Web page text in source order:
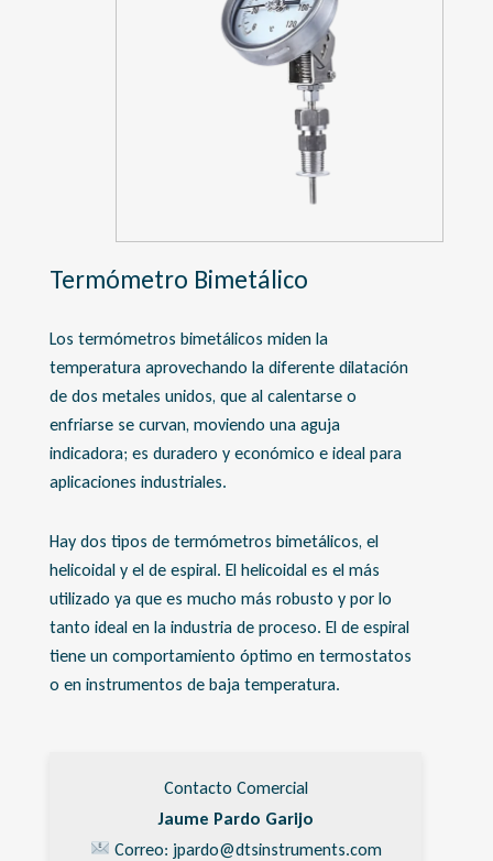
Termómetro Bimetálico
Los termómetros bimetálicos miden la
temperatura aprovechando la diferente dilatación
de dos metales unidos, que al calentarse o
enfriarse se curvan, moviendo una aguja
indicadora; es duradero y económico e ideal para
aplicaciones industriales.
Hay dos tipos de termómetros bimetálicos, el
helicoidal y el de espiral. El helicoidal es el más
utilizado ya que es mucho más robusto y por lo
tanto ideal en la industria de proceso. El de espiral
tiene un comportamiento óptimo en termostatos
o en instrumentos de baja temperatura.
Contacto Comercial
Jaume Pardo Garijo
Correo: jpardo@dtsinstruments.com